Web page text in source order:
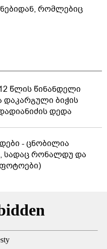
რომლებიც
წლის წინანდელი
დაკარგული ბიჭის
დედა
- ცნობილია
სადაც რონალდუ და